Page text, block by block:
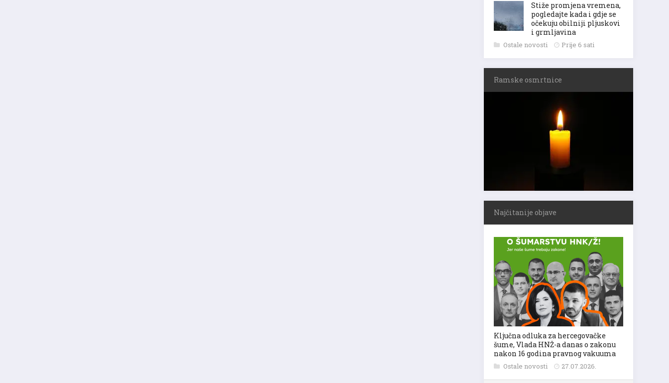
Stiže promjena vremena,
pogledajte kada i gdje se
očekuju obilniji pljuskovi
i grmljavina
Ostale novosti Prije 6 sati
Ramske osmrtnice
Najčitanije objave
Ključna odluka za hercegovačke
šume, Vlada HNŽ-a danas o zakonu
nakon 16 godina pravnog vakuuma
Ostale novosti 27.07.2026.